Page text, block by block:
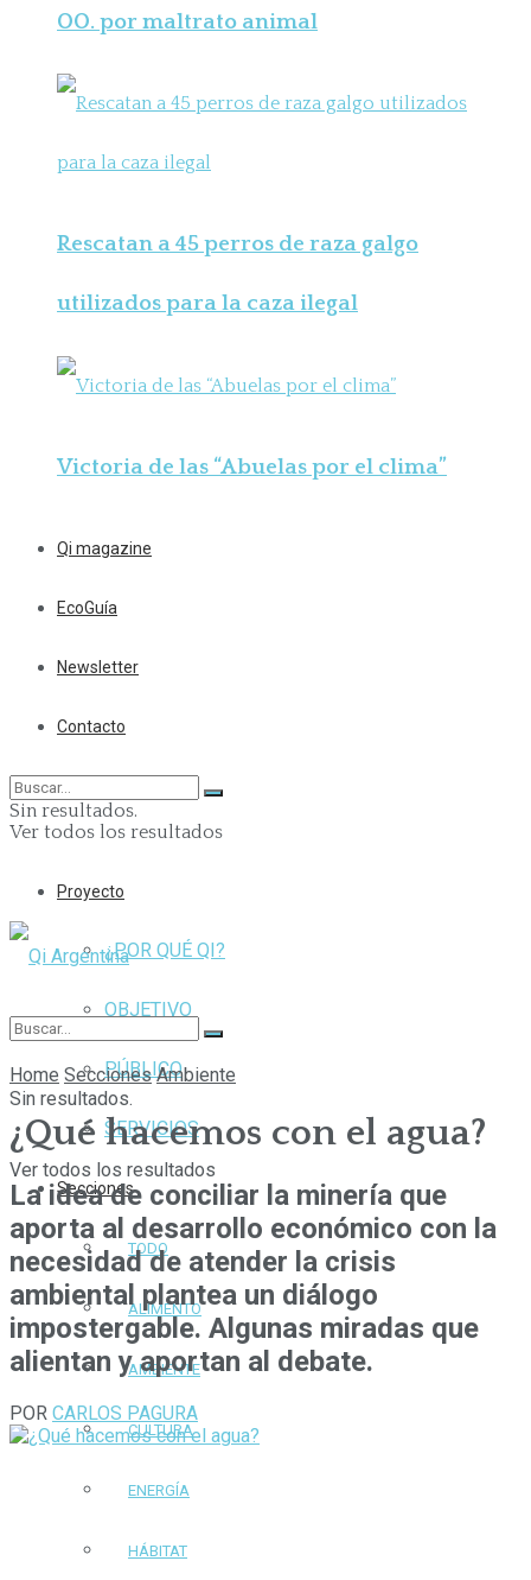
OO. por maltrato animal
Rescatan a 45 perros de raza galgo
utilizados para la caza ilegal
Victoria de las “Abuelas por el clima”
Qi magazine
EcoGuía
Newsletter
Contacto
Sin resultados.
Ver todos los resultados
Proyecto
¿POR QUÉ QI?
OBJETIVO
PÚBLICO
SERVICIOS
Secciones
TODO
ALIMENTO
AMBIENTE
CULTURA
ENERGÍA
HÁBITAT
Sin resultados.
Ver todos los resultados
Home Secciones Ambiente
¿Qué hacemos con el agua?
La idea de conciliar la minería que
aporta al desarrollo económico con la
necesidad de atender la crisis
ambiental plantea un diálogo
impostergable. Algunas miradas que
alientan y aportan al debate.
POR CARLOS PAGURA